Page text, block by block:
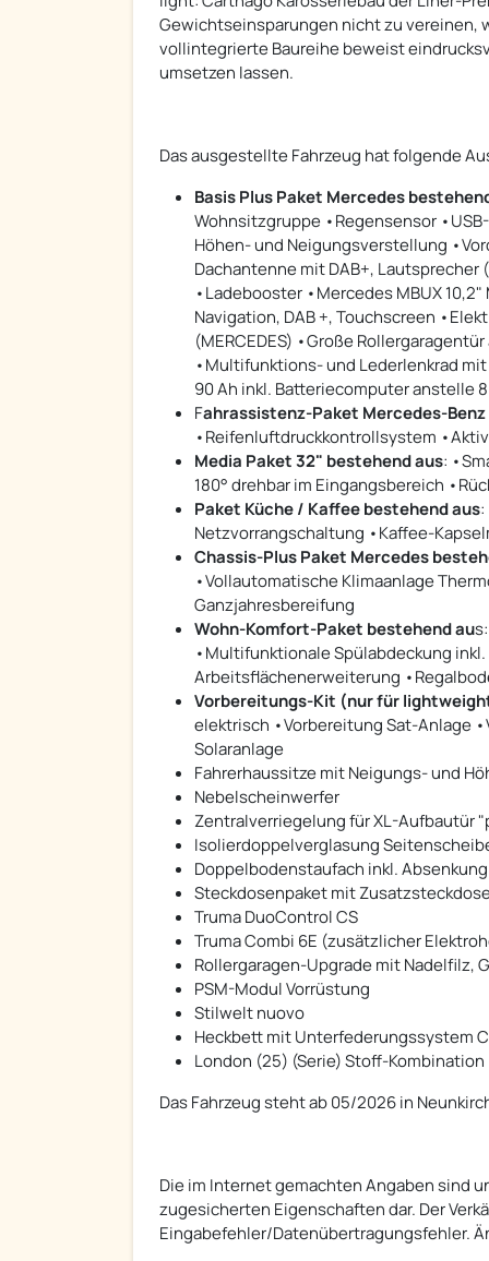
Gewichtseinsparungen nicht zu vereinen,
vollintegrierte Baureihe beweist
umsetzen lassen.
Das ausgestellte Fahrzeug hat folgende
Basis Plus Paket Mercedes
Wohnsitzgruppe •Regensensor
Höhen- und Neigungsverstellung
Dachantenne mit DAB+,
•Ladebooster •Mercedes MBUX
Navigation, DAB +, Touchscreen
(MERCEDES) •Große
•Multifunktions- und Lederlenkrad
90 Ah inkl. Batteriecomputer anstelle
Fahrassistenz-Paket Mercedes-
•Reifenluftdruckkontrollsystem
Media Paket 32" bestehend aus:
180° drehbar im Eingangsbereich
Paket Küche / Kaffee bestehend aus
Netzvorrangschaltung •Kaffee-
Chassis-Plus Paket Mercedes
•Vollautomatische Klimaanlage
Ganzjahresbereifung
Wohn-Komfort-Paket bestehend au
•Multifunktionale Spülabdeckung
Arbeitsflächenerweiterung
Vorbereitungs-Kit (nur für
elektrisch •Vorbereitung Sat-Anlage
Solaranlage
Fahrerhaussitze mit Neigungs- und
Nebelscheinwerfer
Zentralverriegelung für XL-Aufbautür
Isolierdoppelverglasung
Doppelbodenstaufach inkl.
Steckdosenpaket mit
Truma DuoControl CS
Truma Combi 6E (zusätzlicher
Rollergaragen-Upgrade mit Nadelfilz,
PSM-Modul Vorrüstung
Stilwelt nuovo
Heckbett mit Unterfederungssystem
London (25) (Serie) Stoff-Kombination
Das Fahrzeug steht ab 05/2026 in
Die im Internet gemachten Angaben sind
zugesicherten Eigenschaften dar. Der
Eingabefehler/Datenübertragungsfehler.